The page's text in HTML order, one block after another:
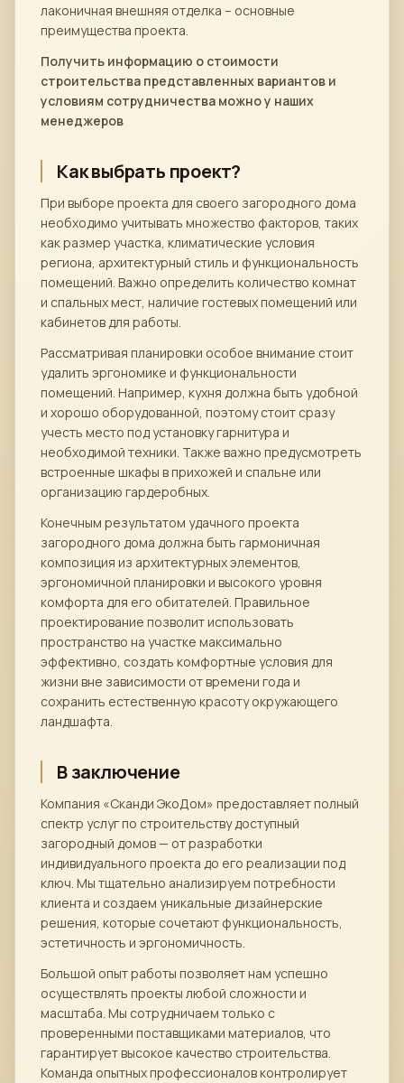
лаконичная внешняя отделка – основные
преимущества проекта.
Получить информацию о стоимости
строительства представленных вариантов и
условиям сотрудничества можно у наших
менеджеров
Как выбрать проект?
При выборе проекта для своего загородного дома
необходимо учитывать множество факторов, таких
как размер участка, климатические условия
региона, архитектурный стиль и функциональность
помещений. Важно определить количество комнат
и спальных мест, наличие гостевых помещений или
кабинетов для работы.
Рассматривая планировки особое внимание стоит
удалить эргономике и функциональности
помещений. Например, кухня должна быть удобной
и хорошо оборудованной, поэтому стоит сразу
учесть место под установку гарнитура и
необходимой техники. Также важно предусмотреть
встроенные шкафы в прихожей и спальне или
организацию гардеробных.
Конечным результатом удачного проекта
загородного дома должна быть гармоничная
композиция из архитектурных элементов,
эргономичной планировки и высокого уровня
комфорта для его обитателей. Правильное
проектирование позволит использовать
пространство на участке максимально
эффективно, создать комфортные условия для
жизни вне зависимости от времени года и
сохранить естественную красоту окружающего
ландшафта.
В заключение
Компания «Сканди ЭкоДом» предоставляет полный
спектр услуг по строительству доступный
загородный домов — от разработки
индивидуального проекта до его реализации под
ключ. Мы тщательно анализируем потребности
клиента и создаем уникальные дизайнерские
решения, которые сочетают функциональность,
эстетичность и эргономичность.
Большой опыт работы позволяет нам успешно
осуществлять проекты любой сложности и
масштаба. Мы сотрудничаем только с
проверенными поставщиками материалов, что
гарантирует высокое качество строительства.
Команда опытных профессионалов контролирует